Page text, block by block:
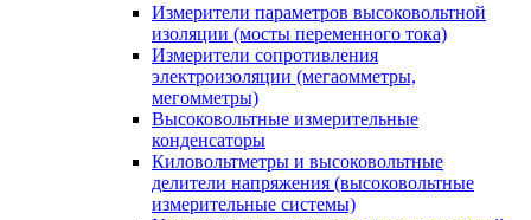
Измерители параметров высоковольтной
изоляции (мосты переменного тока)
Измерители сопротивления
электроизоляции (мегаомметры,
мегомметры)
Высоковольтные измерительные
конденсаторы
Киловольтметры и высоковольтные
делители напряжения (высоковольтные
измерительные системы)